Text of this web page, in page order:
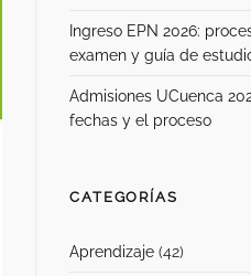
Ingreso EPN 2026:
examen y guía de
Admisiones UCuenca
fechas y el proceso
CATEGORÍAS
Aprendizaje (42)